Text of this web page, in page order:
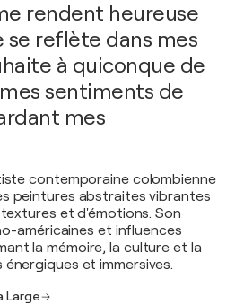
rendent heureuse
reflète dans mes
à quiconque de
sentiments de
mes
contemporaine colombienne
peintures abstraites vibrantes
et d'émotions. Son
américaines et influences
la mémoire, la culture et la
et immersives.
Large